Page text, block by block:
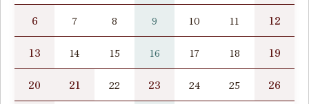
6 7 8 9 10 11 12
13 14 15 16 17 18 19
20 21 22 23 24 25 26